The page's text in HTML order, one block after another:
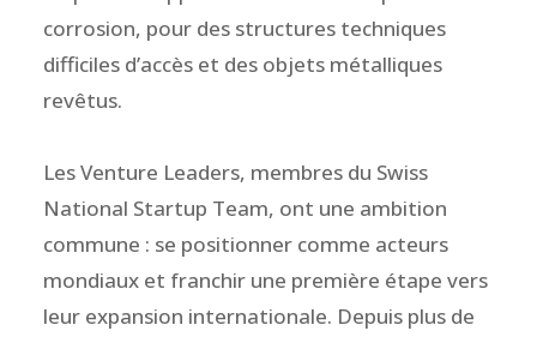
corrosion, pour des structures techniques
difficiles d’accès et des objets métalliques
revêtus.
Les Venture Leaders, membres du Swiss
National Startup Team, ont une ambition
commune : se positionner comme acteurs
mondiaux et franchir une première étape vers
leur expansion internationale. Depuis plus de